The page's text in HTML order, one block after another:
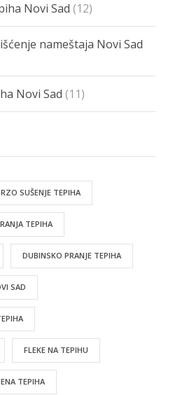
Novi Sad (12)
nameštaja Novi Sad
Novi Sad (11)
SUŠENJE TEPIHA
TEPIHA
DUBINSKO PRANJE TEPIHA
SAD
FLEKE NA TEPIHU
TEPIHA